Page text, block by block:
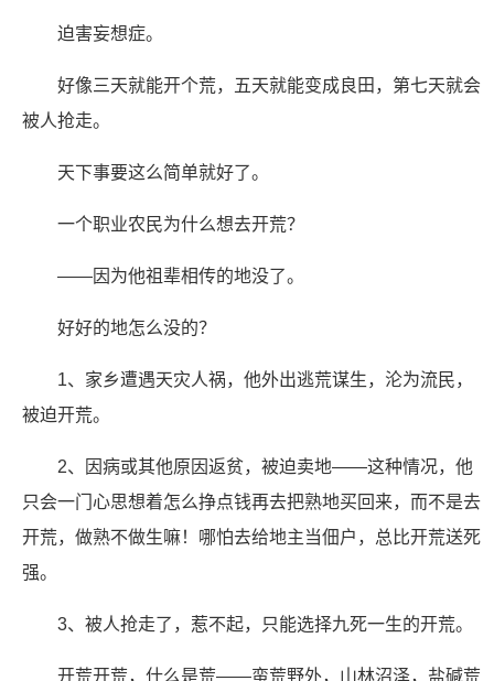
迫害妄想症。
好像三天就能开个荒，五天就能变成良田，第七天就会
被人抢走。
天下事要这么简单就好了。
一个职业农民为什么想去开荒？
——因为他祖辈相传的地没了。
好好的地怎么没的？
1、家乡遭遇天灾人祸，他外出逃荒谋生，沦为流民，
被迫开荒。
2、因病或其他原因返贫，被迫卖地——这种情况，他
只会一门心思想着怎么挣点钱再去把熟地买回来，而不是去
开荒，做熟不做生嘛！哪怕去给地主当佃户，总比开荒送死
强。
3、被人抢走了，惹不起，只能选择九死一生的开荒。
开荒开荒，什么是荒——蛮荒野外，山林沼泽，盐碱荒